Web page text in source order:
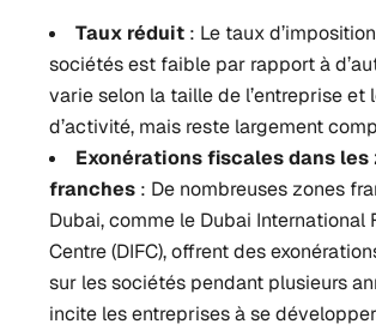
Taux réduit : Le taux
sociétés est faible par rapport à
varie selon la taille de l’entreprise et
d’activité, mais reste largement
Exonérations fiscales dans les
franches : De nombreuses zones
Dubai, comme le Dubai International
Centre (DIFC), offrent des
sur les sociétés pendant plusieurs
incite les entreprises à se